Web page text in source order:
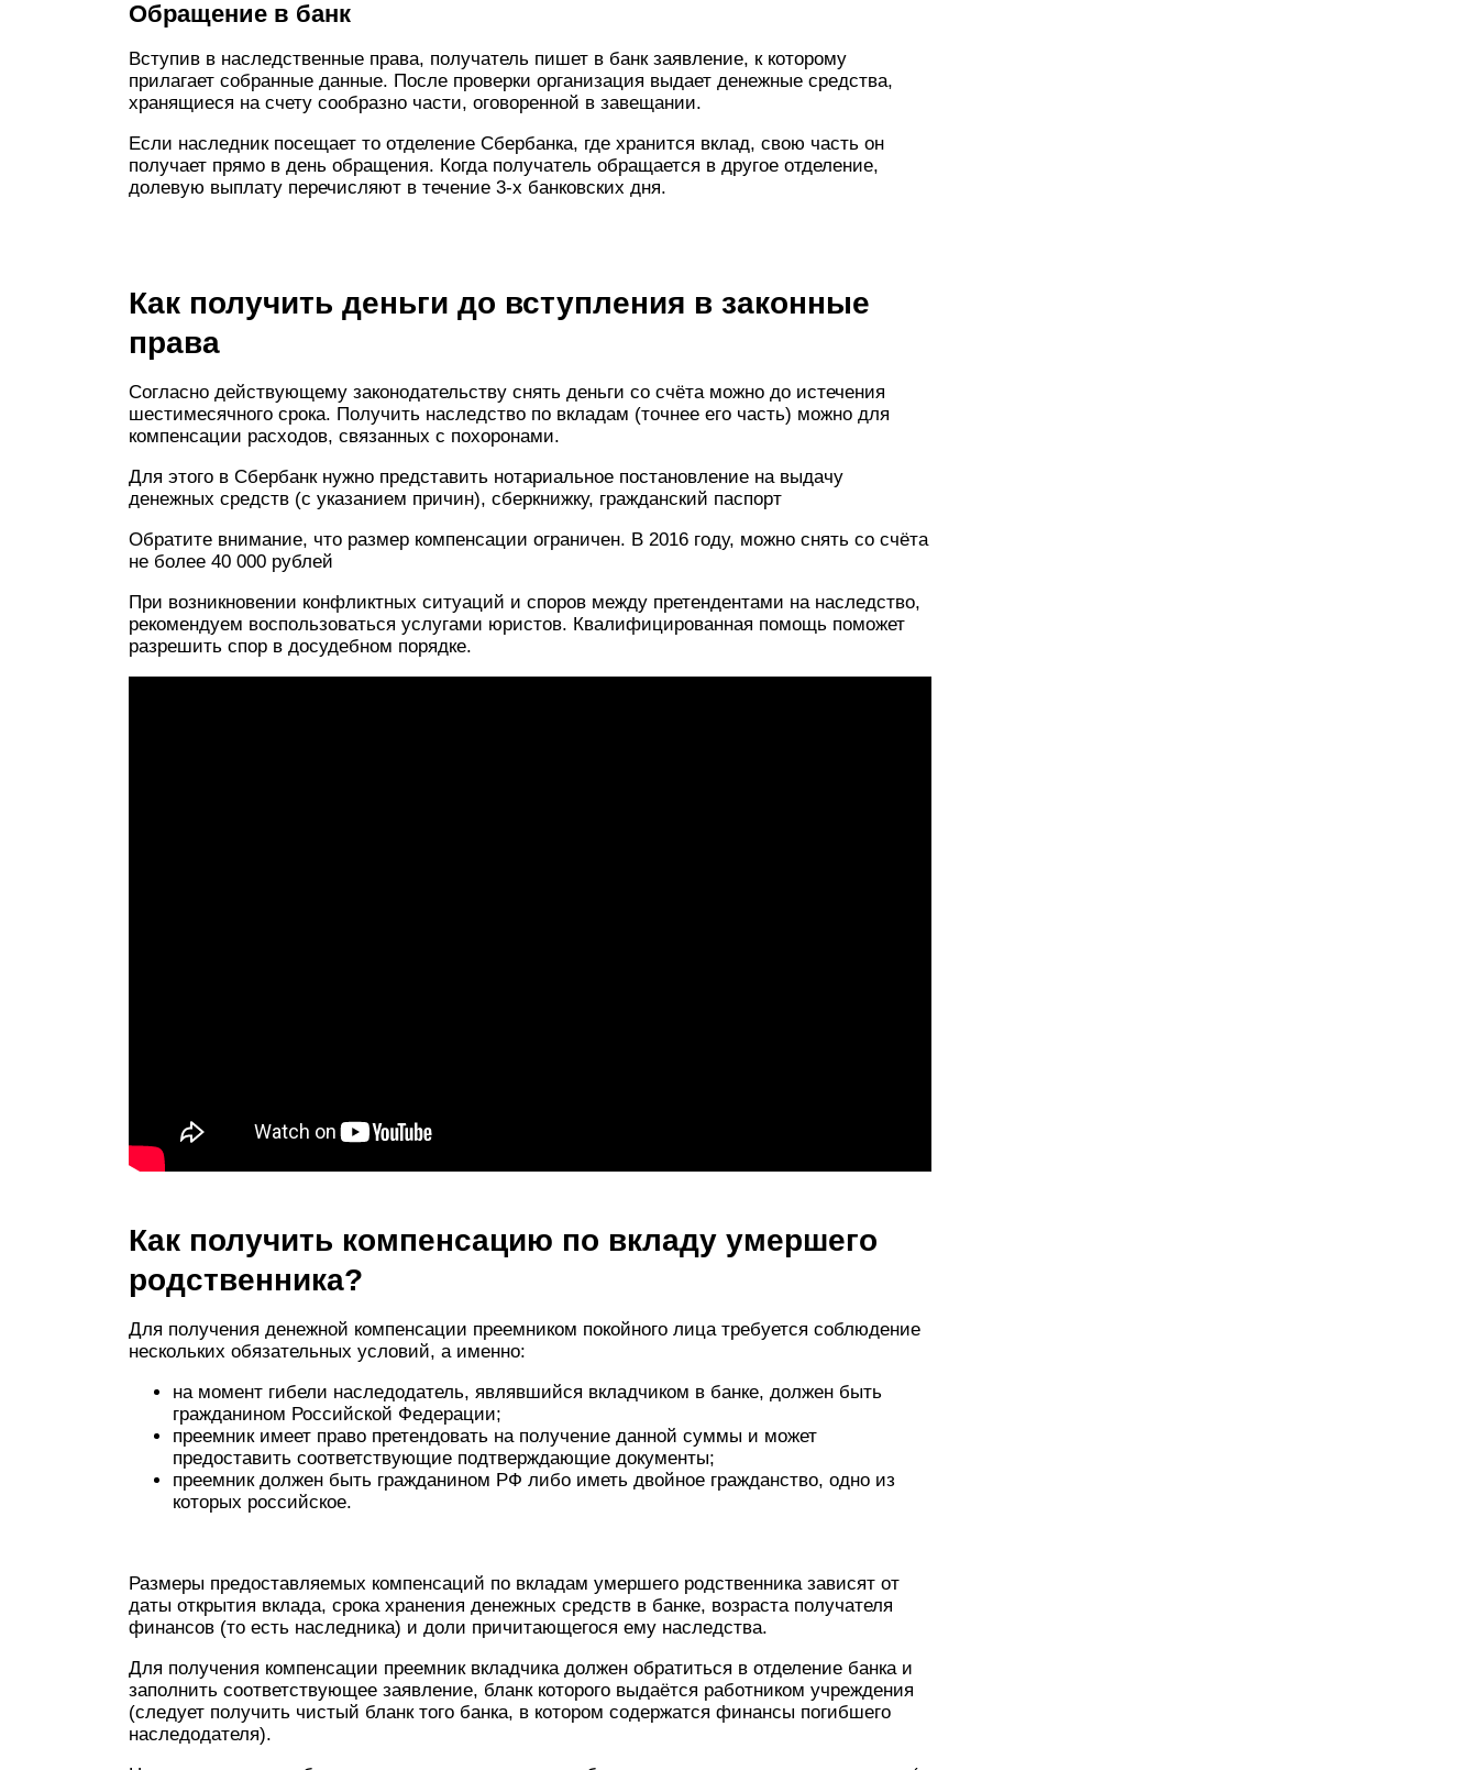
Обращение в банк
Вступив в наследственные права, получатель пишет в банк заявление, к которому
прилагает собранные данные. После проверки организация выдает денежные средства,
хранящиеся на счету сообразно части, оговоренной в завещании.
Если наследник посещает то отделение Сбербанка, где хранится вклад, свою часть он
получает прямо в день обращения. Когда получатель обращается в другое отделение,
долевую выплату перечисляют в течение 3-х банковских дня.
Как получить деньги до вступления в законные
права
Согласно действующему законодательству снять деньги со счёта можно до истечения
шестимесячного срока. Получить наследство по вкладам (точнее его часть) можно для
компенсации расходов, связанных с похоронами.
Для этого в Сбербанк нужно представить нотариальное постановление на выдачу
денежных средств (с указанием причин), сберкнижку, гражданский паспорт
Обратите внимание, что размер компенсации ограничен. В 2016 году, можно снять со счёта
не более 40 000 рублей
При возникновении конфликтных ситуаций и споров между претендентами на наследство,
рекомендуем воспользоваться услугами юристов. Квалифицированная помощь поможет
разрешить спор в досудебном порядке.
Как получить компенсацию по вкладу умершего
родственника?
Для получения денежной компенсации преемником покойного лица требуется соблюдение
нескольких обязательных условий, а именно:
на момент гибели наследодатель, являвшийся вкладчиком в банке, должен быть
гражданином Российской Федерации;
преемник имеет право претендовать на получение данной суммы и может
предоставить соответствующие подтверждающие документы;
преемник должен быть гражданином РФ либо иметь двойное гражданство, одно из
которых российское.
Размеры предоставляемых компенсаций по вкладам умершего родственника зависят от
даты открытия вклада, срока хранения денежных средств в банке, возраста получателя
финансов (то есть наследника) и доли причитающегося ему наследства.
Для получения компенсации преемник вкладчика должен обратиться в отделение банка и
заполнить соответствующее заявление, бланк которого выдаётся работником учреждения
(следует получить чистый бланк того банка, в котором содержатся финансы погибшего
наследодателя).